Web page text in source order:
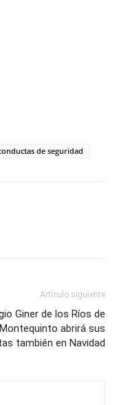
de seguridad
Artículo siguiente
Giner de los Ríos de
Montequinto abrirá sus
también en Navidad